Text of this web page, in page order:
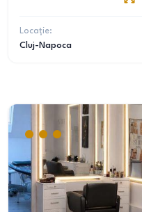
Locație:
Cluj-Napoca